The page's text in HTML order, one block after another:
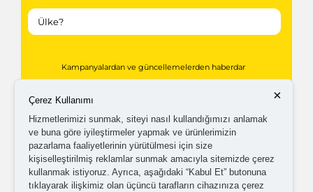
Kampanyalardan ve güncellemelerden haberdar
Kişisel verilerimin işlenmesine yönelikaydınlatma ve
açık rıza metni'ni okudum, onaylıyorum.
×
Çerez Kullanımı
Hizmetlerimizi sunmak, siteyi nasıl kullandığımızı anlamak
ve buna göre iyileştirmeler yapmak ve ürünlerimizin
pazarlama faaliyetlerinin yürütülmesi için size
kişiselleştirilmiş reklamlar sunmak amacıyla sitemizde çerez
kullanmak istiyoruz. Ayrıca, aşağıdaki “Kabul Et” butonuna
tıklayarak ilişkimiz olan üçüncü tarafların cihazınıza çerez